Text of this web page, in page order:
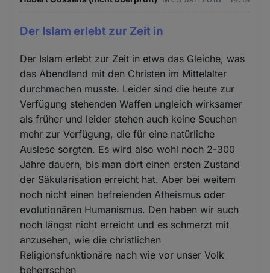
Der Islam erlebt zur Zeit in
Der Islam erlebt zur Zeit in etwa das Gleiche, was
das Abendland mit den Christen im Mittelalter
durchmachen musste. Leider sind die heute zur
Verfügung stehenden Waffen ungleich wirksamer
als früher und leider stehen auch keine Seuchen
mehr zur Verfügung, die für eine natürliche
Auslese sorgten. Es wird also wohl noch 2-300
Jahre dauern, bis man dort einen ersten Zustand
der Säkularisation erreicht hat. Aber bei weitem
noch nicht einen befreienden Atheismus oder
evolutionären Humanismus. Den haben wir auch
noch längst nicht erreicht und es schmerzt mit
anzusehen, wie die christlichen
Religionsfunktionäre nach wie vor unser Volk
beherrschen